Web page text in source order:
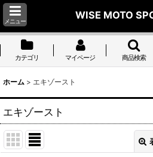
メニュー
WISE MOTO
カテゴリ マイページ 商品検索
ホーム > エキゾースト
エキゾースト